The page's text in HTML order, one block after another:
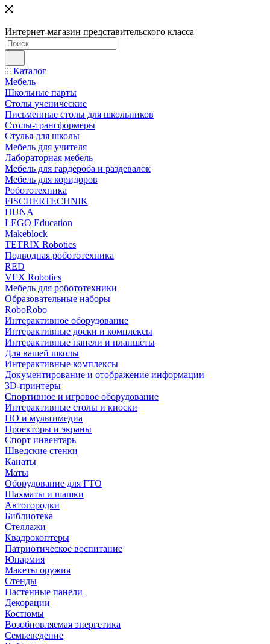
Интернет-магазин представительского класса
Каталог
Мебель
Школьные парты
Столы ученические
Письменные столы для школьников
Столы-трансформеры
Стулья для школы
Мебель для учителя
Лабораторная мебель
Мебель для гардероба и раздевалок
Мебель для коридоров
Робототехника
FISCHERTECHNIK
HUNA
LEGO Education
Makeblock
TETRIX Robotics
Подводная робототехника
RED
VEX Robotics
Мебель для робототехники
Образовательные наборы
RoboRobo
Интерактивное оборудование
Интерактивные доски и комплексы
Интерактивные панели и планшеты
Для вашей школы
Интерактивные комплексы
Документирование и отображение информации
3D-принтеры
Спортивное и игровое оборудование
Интерактивные столы и киоски
ПО и мультимедиа
Проекторы и экраны
Спорт инвентарь
Шведские стенки
Канаты
Маты
Оборудование для ГТО
Шахматы и шашки
Автогородки
Библиотека
Стеллажи
Квадрокоптеры
Патриотическое воспитание
Юнармия
Макеты оружия
Стенды
Настенные панели
Декорации
Костюмы
Возобновляемая энергетика
Семьеведение